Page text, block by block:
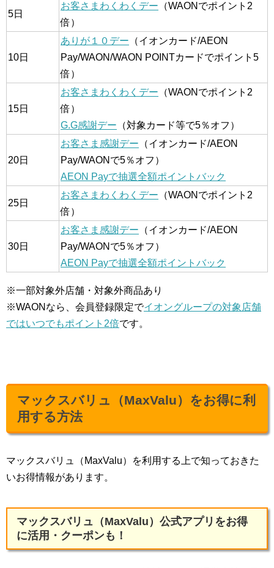
5日
お客さまわくわくデー （WAONでポイント2
倍）
10日
ありが１０デー （イオンカード/AEON
Pay/WAON/WAON POINTカードでポイント5
倍）
15日
お客さまわくわくデー （WAONでポイント2
倍）
G.G感謝デー （対象カード等で5％オフ）
20日
お客さま感謝デー （イオンカード/AEON
Pay/WAONで5％オフ）
AEON Payで抽選全額ポイントバック
25日
お客さまわくわくデー （WAONでポイント2
倍）
30日
お客さま感謝デー （イオンカード/AEON
Pay/WAONで5％オフ）
AEON Payで抽選全額ポイントバック
※一部対象外店舗・対象外商品あり
※WAONなら、会員登録限定でイオングループの対象店舗
ではいつでもポイント2倍です。
マックスバリュ（MaxValu）をお得に利
用する方法
マックスバリュ（MaxValu）を利用する上で知っておきた
いお得情報があります。
マックスバリュ（MaxValu）公式アプリをお得
に活用・クーポンも！